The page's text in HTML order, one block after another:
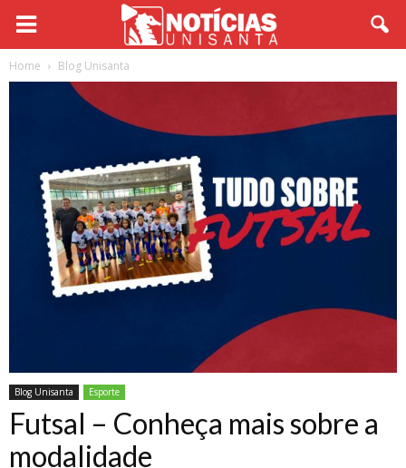
Home Blog Unisanta
Blog Unisanta Esporte
Futsal – Conheça mais sobre a
modalidade